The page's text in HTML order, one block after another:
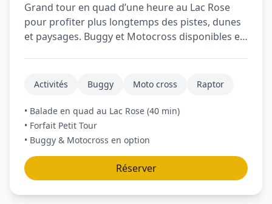
Grand tour en quad d’une heure au Lac Rose
pour profiter plus longtemps des pistes, dunes
et paysages. Buggy et Motocross disponibles en
Activités Buggy Moto cross Raptor
• Balade en quad au Lac Rose (40 min)
• Forfait Petit Tour
• Buggy & Motocross en option
Réserver